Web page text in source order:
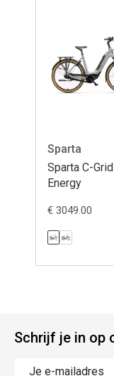
Sparta
Sparta C-Grid
Energy
€ 3049.00
Schrijf je in op